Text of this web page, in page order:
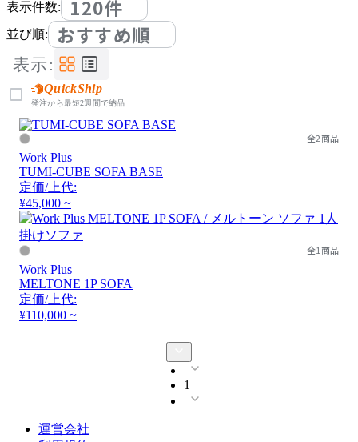
表示件数:
120件
並び順: おすすめ順
表示:
QuickShip
発注から最短2週間で納品
全2商品
Work Plus
TUMI-CUBE SOFA BASE
定価/上代:
¥45,000 ~
全1商品
Work Plus
MELTONE 1P SOFA
定価/上代:
¥110,000 ~
1
運営会社